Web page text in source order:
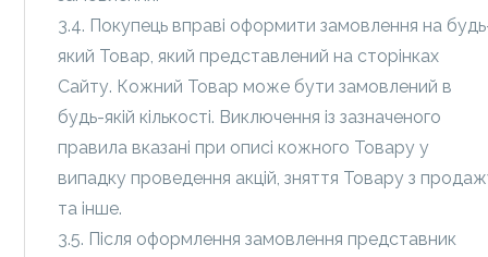
3.4. Покупець вправі оформити замовлення на
який Товар, який представлений на сторінках
Сайту. Кожний Товар може бути замовлений в
будь-якій кількості. Виключення із зазначеного
правила вказані при описі кожного Товару у
випадку проведення акцій, зняття Товару з
та інше.
3.5. Після оформлення замовлення представник